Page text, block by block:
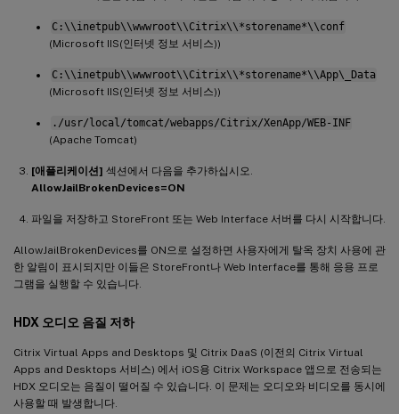
C:\\inetpub\\wwwroot\\Citrix\\*storename*\\conf
(Microsoft IIS(인터넷 정보 서비스))
C:\\inetpub\\wwwroot\\Citrix\\*storename*\\App\_Data
(Microsoft IIS(인터넷 정보 서비스))
./usr/local/tomcat/webapps/Citrix/XenApp/WEB-INF
(Apache Tomcat)
[애플리케이션] 섹션에서 다음을 추가하십시오.
AllowJailBrokenDevices=ON
파일을 저장하고 StoreFront 또는 Web Interface 서버를 다시 시작합니다.
AllowJailBrokenDevices를 ON으로 설정하면 사용자에게 탈옥 장치 사용에 관
한 알림이 표시되지만 이들은 StoreFront나 Web Interface를 통해 응용 프로
그램을 실행할 수 있습니다.
HDX 오디오 음질 저하
Citrix Virtual Apps and Desktops 및 Citrix DaaS (이전의 Citrix Virtual
Apps and Desktops 서비스) 에서 iOS용 Citrix Workspace 앱으로 전송되는
HDX 오디오는 음질이 떨어질 수 있습니다. 이 문제는 오디오와 비디오를 동시에
사용할 때 발생합니다.